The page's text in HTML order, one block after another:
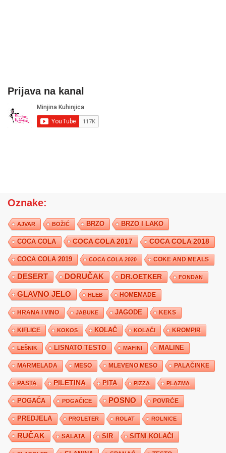
Prijava na kanal
Oznake:
AJVAR BOŽIĆ BRZO BRZO I LAKO
COCA COLA COCA COLA 2017 COCA COLA 2018
COCA COLA 2019 COCA COLA 2020 COKE AND MEALS
DESERT DORUČAK DR.OETKER FONDAN
GLAVNO JELO HLEB HOMEMADE
HRANA I VINO JABUKE JAGODE KEKS
KIFLICE KOKOS KOLAČ KOLAČI KROMPIR
LEŠNIK LISNATO TESTO MAFINI MALINE
MARMELADA MESO MLEVENO MESO PALAČINKE
PASTA PILETINA PITA PIZZA PLAZMA
POGAČA POGAČICE POSNO POVRĆE
PREDJELA PROLETER ROLAT ROLNICE
RUČAK SALATA SIR SITNI KOLAČI